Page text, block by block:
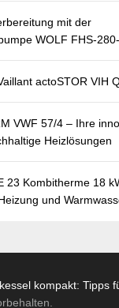
mit der
WOLF FHS-
actoSTOR VIH
VWF 57/4 – Ihre
Heizlösungen
23 Kombitherme 18
und
kompakt: Tipps